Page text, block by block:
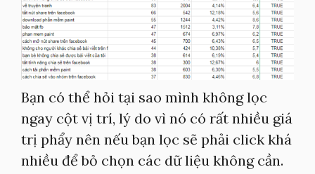
Bạn có thể hỏi tại sao mình không lọc
ngay cột vị trí, lý do vì nó có rất nhiều giá
trị phẩy nên nếu bạn lọc sẽ phải click khá
nhiều để bỏ chọn các dữ liệu không cần.